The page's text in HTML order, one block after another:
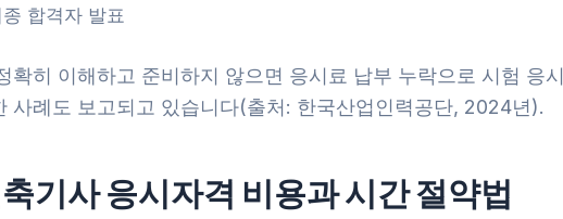
종 합격자 발표
확히 이해하고 준비하지 않으면 응시료 납부 누락으로 시험 응시
사례도 보고되고 있습니다(출처: 한국산업인력공단, 2024년).
기사 응시자격 비용과 시간 절약법